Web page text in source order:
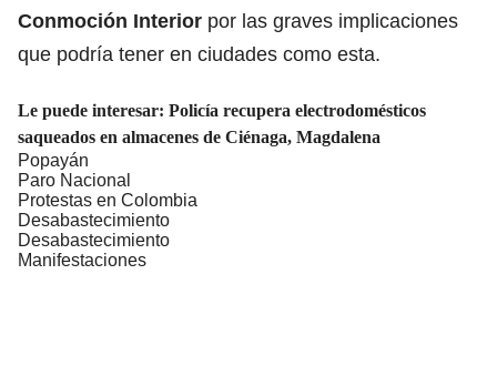
Conmoción Interior por las graves implicaciones
que podría tener en ciudades como esta.
Le puede interesar: Policía recupera electrodomésticos
saqueados en almacenes de Ciénaga, Magdalena
Popayán
Paro Nacional
Protestas en Colombia
Desabastecimiento
Desabastecimiento
Manifestaciones